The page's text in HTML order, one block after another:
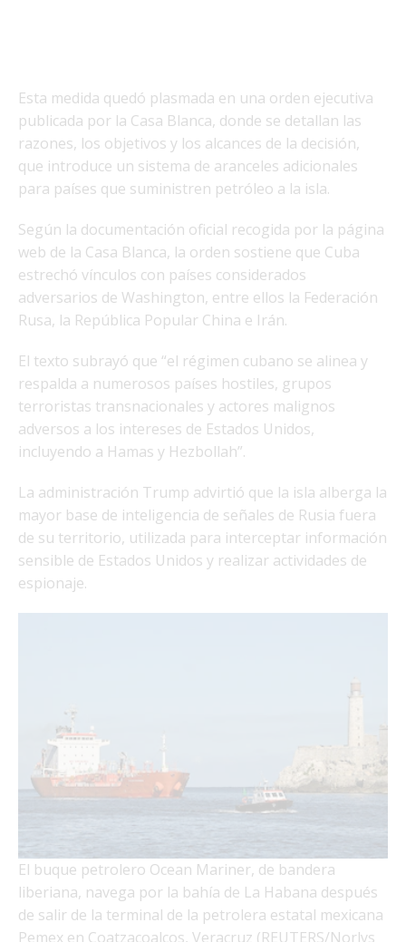
Esta medida quedó plasmada en una orden ejecutiva
publicada por la Casa Blanca, donde se detallan las
razones, los objetivos y los alcances de la decisión,
que introduce un sistema de aranceles adicionales
para países que suministren petróleo a la isla.
Según la documentación oficial recogida por la página
web de la Casa Blanca, la orden sostiene que Cuba
estrechó vínculos con países considerados
adversarios de Washington, entre ellos la Federación
Rusa, la República Popular China e Irán.
El texto subrayó que “el régimen cubano se alinea y
respalda a numerosos países hostiles, grupos
terroristas transnacionales y actores malignos
adversos a los intereses de Estados Unidos,
incluyendo a Hamas y Hezbollah”.
La administración Trump advirtió que la isla alberga la
mayor base de inteligencia de señales de Rusia fuera
de su territorio, utilizada para interceptar información
sensible de Estados Unidos y realizar actividades de
espionaje.
El buque petrolero Ocean Mariner, de bandera
liberiana, navega por la bahía de La Habana después
de salir de la terminal de la petrolera estatal mexicana
Pemex en Coatzacoalcos, Veracruz (REUTERS/Norlys